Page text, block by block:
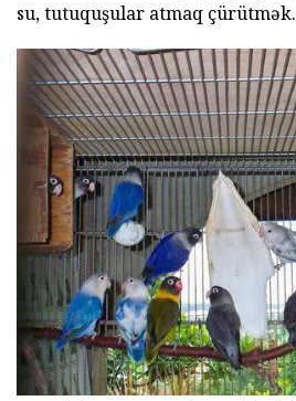
su, tutuquşular atmaq çürütmək.